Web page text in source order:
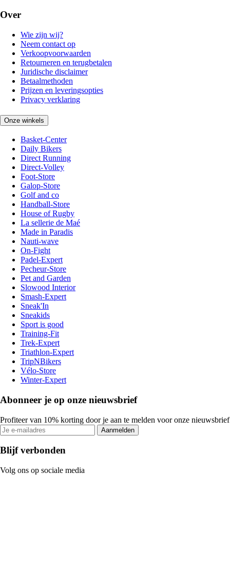
Over
Wie zijn wij?
Neem contact op
Verkoopvoorwaarden
Retourneren en terugbetalen
Juridische disclaimer
Betaalmethoden
Prijzen en leveringsopties
Privacy verklaring
Onze winkels
Basket-Center
Daily Bikers
Direct Running
Direct-Volley
Foot-Store
Galop-Store
Golf and co
Handball-Store
House of Rugby
La sellerie de Maé
Made in Paradis
Nauti-wave
On-Fight
Padel-Expert
Pecheur-Store
Pet and Garden
Slowood Interior
Smash-Expert
Sneak'In
Sneakids
Sport is good
Training-Fit
Trek-Expert
Triathlon-Expert
TripNBikers
Vélo-Store
Winter-Expert
Abonneer je op onze nieuwsbrief
Profiteer van 10% korting door je aan te melden voor onze nieuwsbrief
Aanmelden
Blijf verbonden
Volg ons op sociale media